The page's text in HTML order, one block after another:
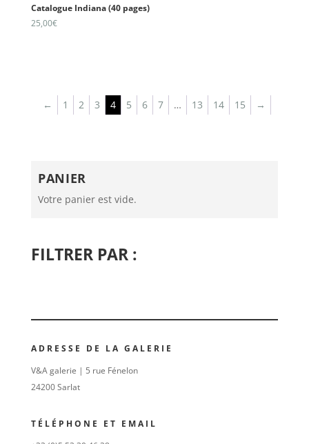
Catalogue Indiana (40 pages)
25,00€
← 1 2 3 4 5 6 7 … 13 14 15 →
PANIER
Votre panier est vide.
FILTRER PAR :
ADRESSE DE LA GALERIE
V&A galerie | 5 rue Fénelon
24200 Sarlat
TÉLÉPHONE ET EMAIL